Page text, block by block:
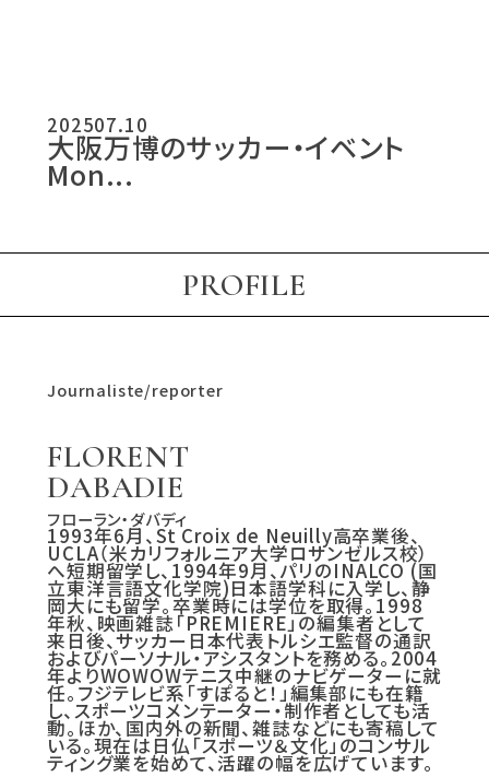
202507.10
大阪万博のサッカー・イベント
Mon...
PROFILE
Journaliste/reporter
FLORENT
DABADIE
フローラン・ダバディ
1993年6月、St Croix de Neuilly高卒業後、
UCLA（米カリフォルニア大学ロサンゼルス校）
へ短期留学し、1994年9月、パリのINALCO (国
立東洋言語文化学院)日本語学科に入学し、静
岡大にも留学。卒業時には学位を取得。1998
年秋、映画雑誌「PREMIERE」の編集者として
来日後、サッカー日本代表トルシエ監督の通訳
およびパーソナル・アシスタントを務める。2004
年よりWOWOWテニス中継のナビゲーターに就
任。フジテレビ系「すぽると！」編集部にも在籍
し、スポーツコメンテーター・制作者としても活
動。ほか、国内外の新聞、雑誌などにも寄稿して
いる。現在は日仏「スポーツ＆文化」のコンサル
ティング業を始めて、活躍の幅を広げています。